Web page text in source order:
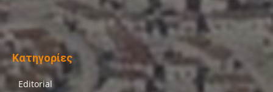
Κατηγορίες
Editorial